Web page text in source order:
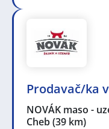
Prodavač/ka
NOVÁK maso -
Cheb(39 km)